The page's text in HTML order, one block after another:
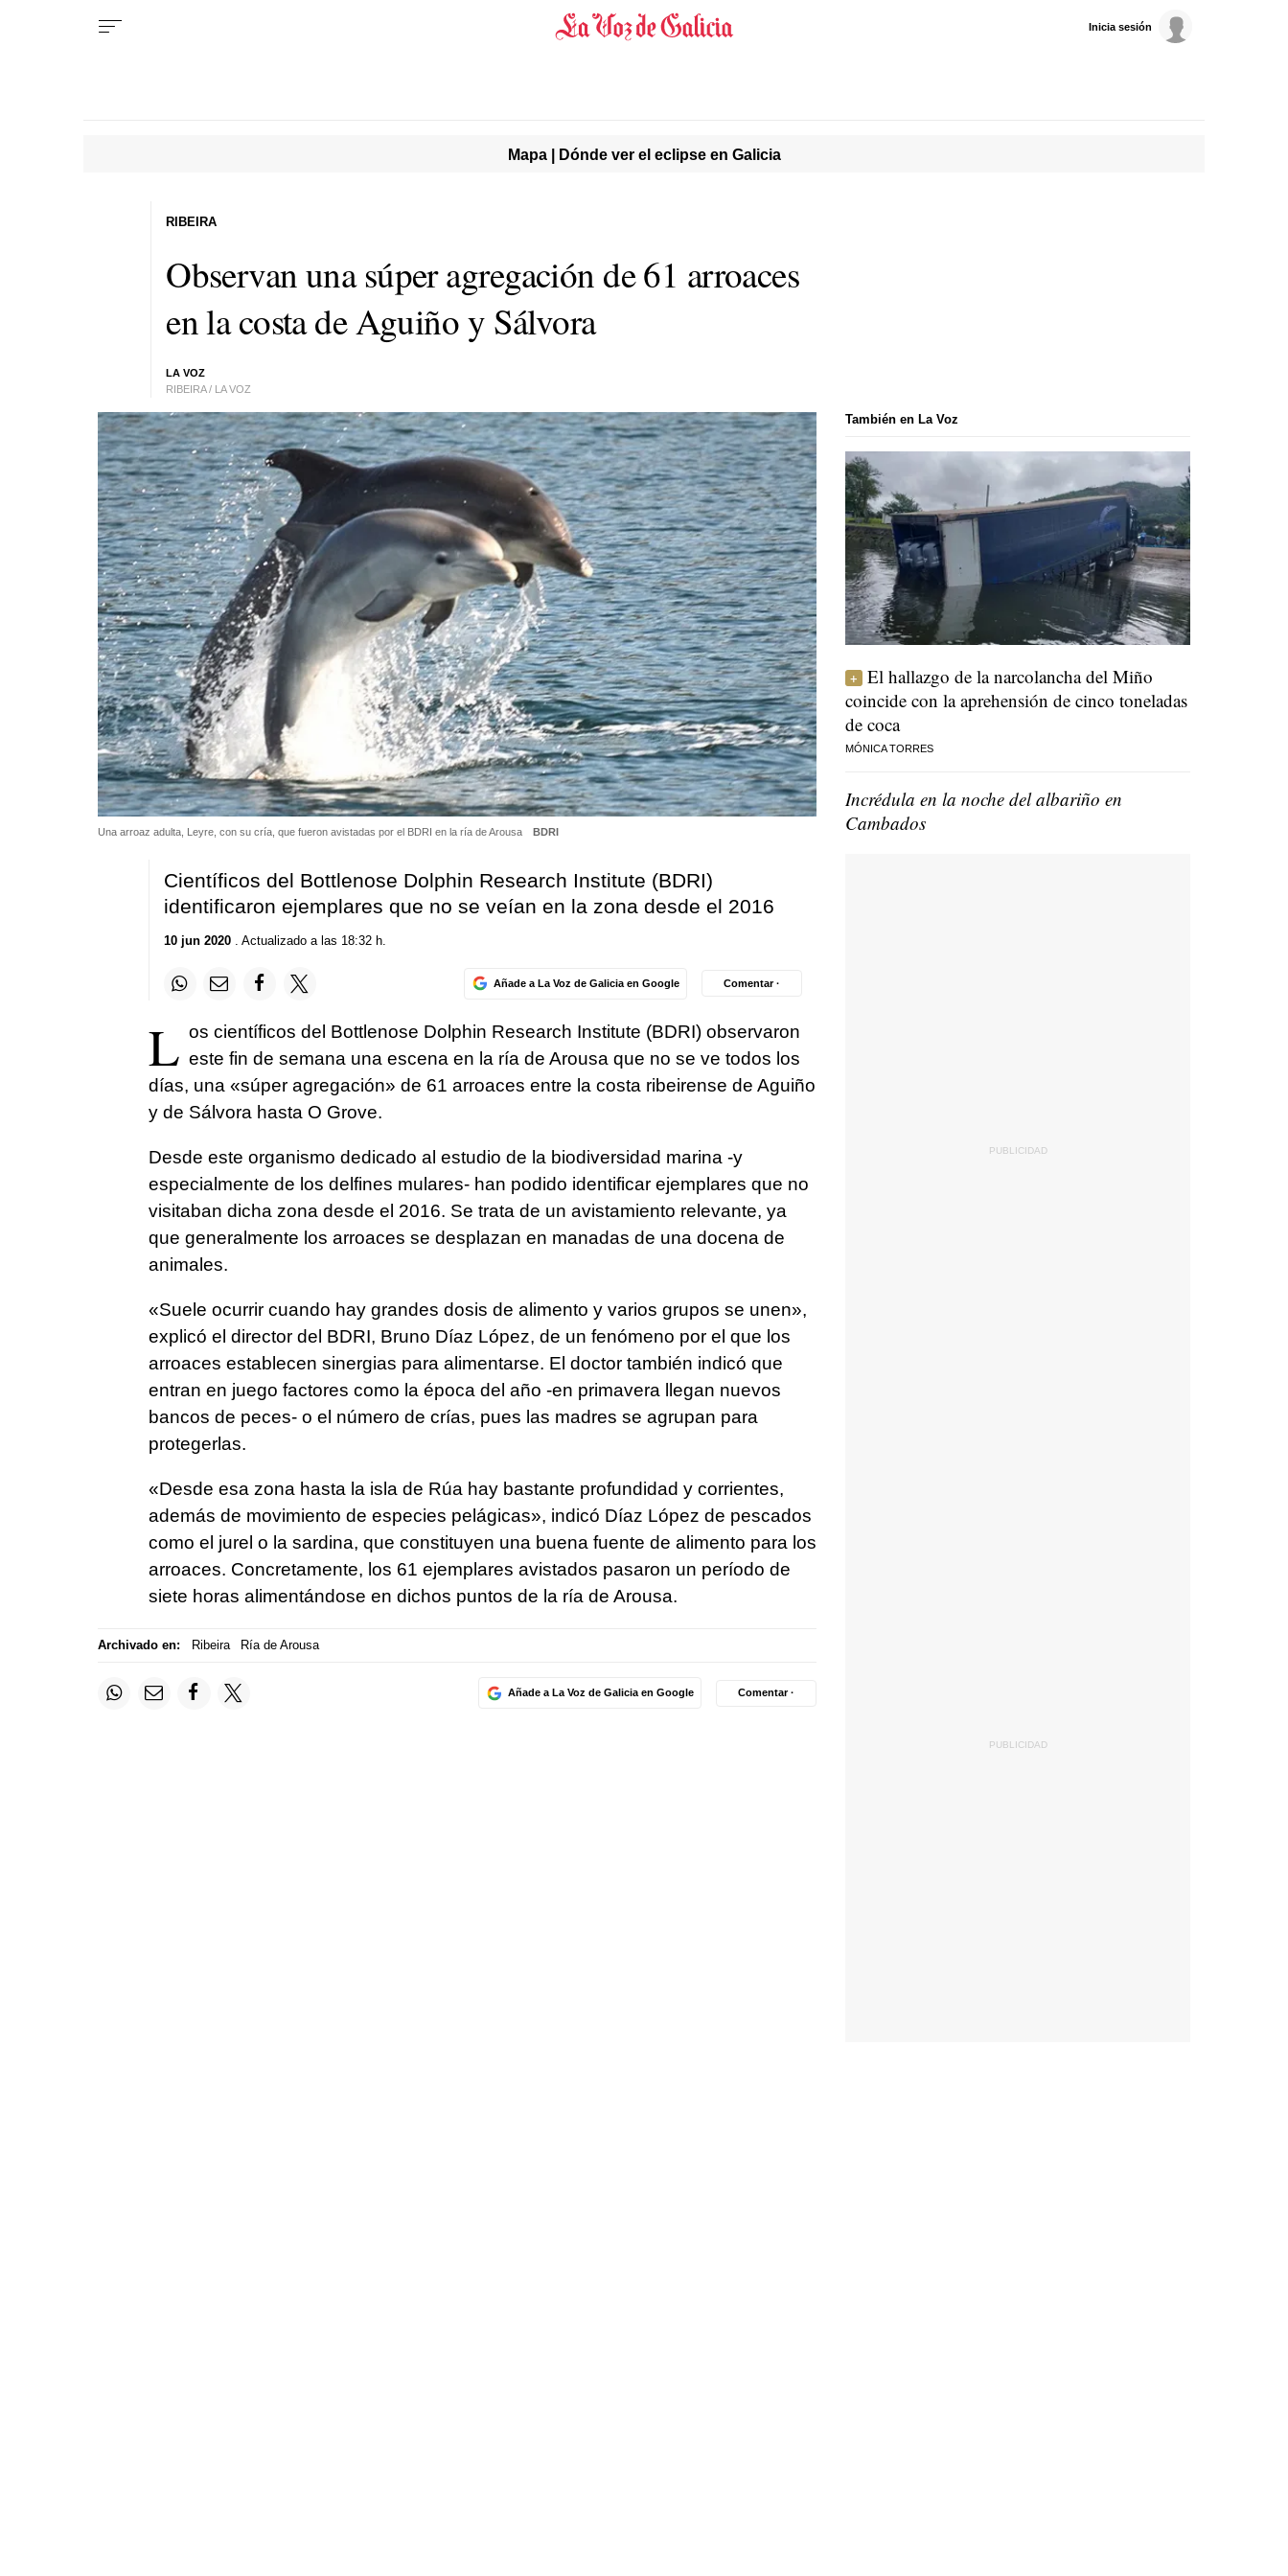
Inicia sesión
Mapa | Dónde ver el eclipse en Galicia
Observan una súper agregación de 61 arroaces
en la costa de Aguiño y Sálvora
LA VOZ
RIBEIRA / LA VOZ
RIBEIRA
Una arroaz adulta, Leyre, con su cría, que fueron avistadas por el BDRI en la ría de Arousa BDRI
Científicos del Bottlenose Dolphin Research Institute (BDRI)
identificaron ejemplares que no se veían en la zona desde el 2016
10 jun 2020. Actualizado a las 18:32 h.
Añade a La Voz de Galicia en Google Comentar ·
L os científicos del Bottlenose Dolphin Research Institute (BDRI) observaron
este fin de semana una escena en la ría de Arousa que no se ve todos los
días, una «súper agregación» de 61 arroaces entre la costa ribeirense de Aguiño
y de Sálvora hasta O Grove.
Desde este organismo dedicado al estudio de la biodiversidad marina -y
especialmente de los delfines mulares- han podido identificar ejemplares que no
visitaban dicha zona desde el 2016. Se trata de un avistamiento relevante, ya
que generalmente los arroaces se desplazan en manadas de una docena de
animales.
«Suele ocurrir cuando hay grandes dosis de alimento y varios grupos se unen»,
explicó el director del BDRI, Bruno Díaz López, de un fenómeno por el que los
arroaces establecen sinergias para alimentarse. El doctor también indicó que
entran en juego factores como la época del año -en primavera llegan nuevos
bancos de peces- o el número de crías, pues las madres se agrupan para
protegerlas.
«Desde esa zona hasta la isla de Rúa hay bastante profundidad y corrientes,
además de movimiento de especies pelágicas», indicó Díaz López de pescados
como el jurel o la sardina, que constituyen una buena fuente de alimento para los
arroaces. Concretamente, los 61 ejemplares avistados pasaron un período de
siete horas alimentándose en dichos puntos de la ría de Arousa.
Archivado en: Ribeira Ría de Arousa
Añade a La Voz de Galicia en Google Comentar ·
También en La Voz
El hallazgo de la narcolancha del Miño
coincide con la aprehensión de cinco toneladas
de coca
MÓNICA TORRES
Incrédula en la noche del albariño en
Cambados